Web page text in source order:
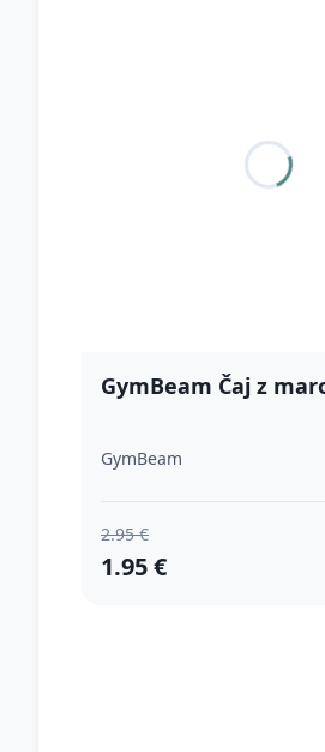
GymBeam Čaj z
GymBeam
2.95 €
1.95 €